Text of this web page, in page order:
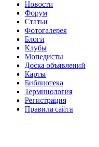
Новости
Форум
Статьи
Фотогалерея
Блоги
Клубы
Мопедисты
Доска объявлений
Карты
Библиотека
Терминология
Регистрация
Правила сайта